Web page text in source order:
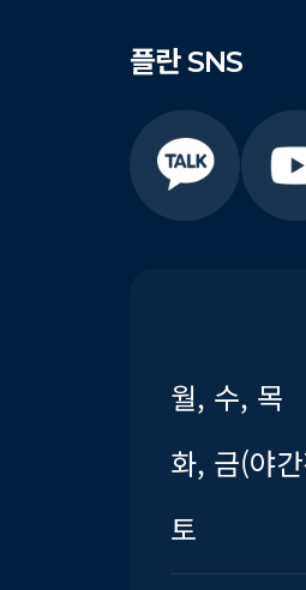
플란SNS
월, 수, 목
화, 금(야
토